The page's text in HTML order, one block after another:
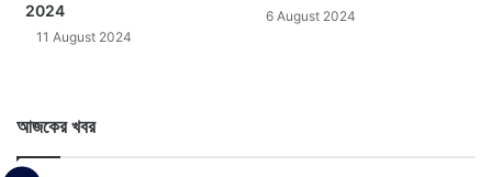
2024
11 August 2024
6 August 2024
আজকের খবর